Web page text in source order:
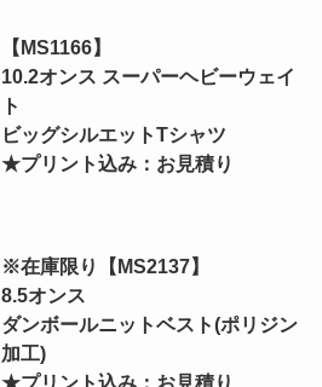
【MS1166】
10.2オンス スーパーヘビーウェイ
ト
ビッグシルエットTシャツ
★プリント込み：お見積り
※在庫限り【MS2137】
8.5オンス
ダンボールニットベスト(ポリジン
加工)
★プリント込み：お見積り